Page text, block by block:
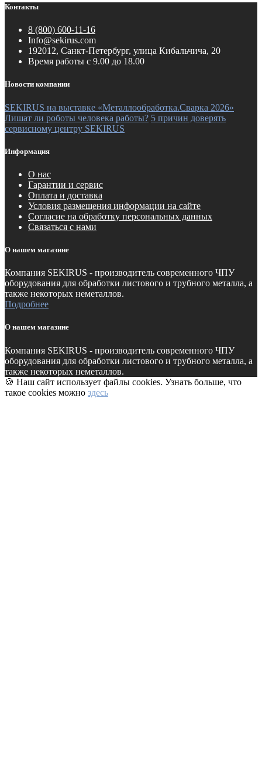
Контакты
8 (800) 600-11-16
Info@sekirus.com
192012, Санкт-Петербург, улица Кибальчича, 20
Время работы с 9.00 до 18.00
Новости компании
SEKIRUS на выставке «Металлообработка.Сварка 2026»
Лишат ли роботы человека работы? 5 причин доверять
сервисному центру SEKIRUS
Информация
О нас
Гарантии и сервис
Оплата и доставка
Условия размещения информации на сайте
Согласие на обработку персональных данных
Связаться с нами
О нашем магазине
Компания SEKIRUS - производитель современного ЧПУ
оборудования для обработки листового и трубного металла, а
также некоторых неметаллов.
Подробнее
О нашем магазине
Компания SEKIRUS - производитель современного ЧПУ
оборудования для обработки листового и трубного металла, а
также некоторых неметаллов.
🍪 Наш сайт использует файлы cookies. Узнать больше, что
такое cookies можно здесь